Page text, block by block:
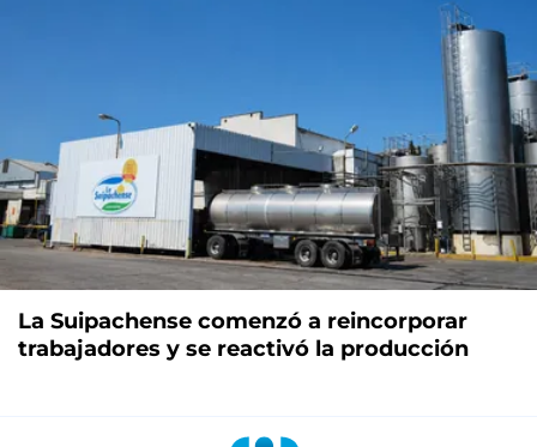
La Suipachense comenzó a reincorporar
trabajadores y se reactivó la producción